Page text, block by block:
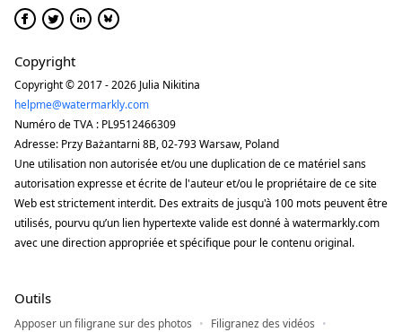
Copyright
Copyright © 2017 - 2026 Julia Nikitina
helpme@watermarkly.com
Numéro de TVA : PL9512466309
Adresse: Przy Bażantarni 8B, 02-793 Warsaw, Poland
Une utilisation non autorisée et/ou une duplication de ce matériel sans
autorisation expresse et écrite de l'auteur et/ou le propriétaire de ce site
Web est strictement interdit. Des extraits de jusqu'à 100 mots peuvent être
utilisés, pourvu qu’un lien hypertexte valide est donné à watermarkly.com
avec une direction appropriée et spécifique pour le contenu original.
Outils
Apposer un filigrane sur des photos
Filigranez des vidéos